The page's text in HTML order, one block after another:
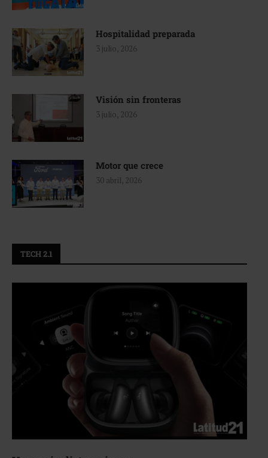
Hospitalidad preparada
3 julio, 2026
Visión sin fronteras
3 julio, 2026
Motor que crece
30 abril, 2026
TECH 2.1